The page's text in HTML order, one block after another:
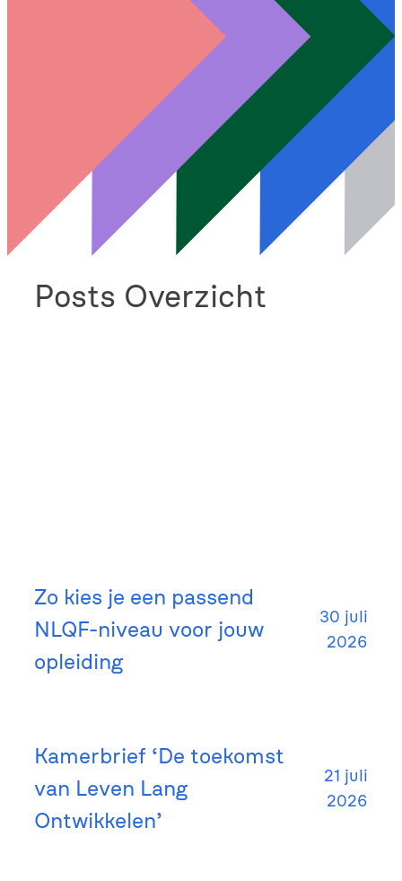
Posts Overzicht
Zo kies je een passend
NLQF-niveau voor jouw
opleiding
30 juli
2026
Kamerbrief ‘De toekomst
van Leven Lang
Ontwikkelen’
21 juli
2026